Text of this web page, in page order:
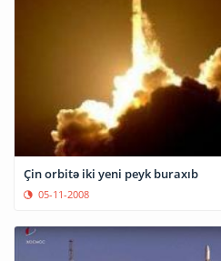
Çin orbitə iki yeni peyk buraxıb
05-11-2008